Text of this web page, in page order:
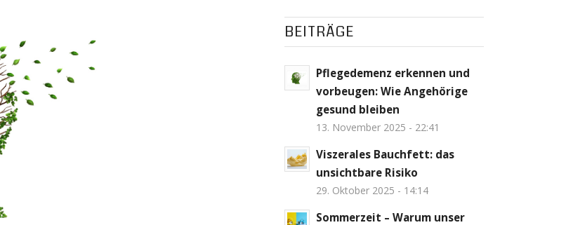
BEITRÄGE
Pflegedemenz erkennen und
vorbeugen: Wie Angehörige
gesund bleiben
13. November 2025 - 22:41
Viszerales Bauchfett: das
unsichtbare Risiko
29. Oktober 2025 - 14:14
Sommerzeit – Warum unser